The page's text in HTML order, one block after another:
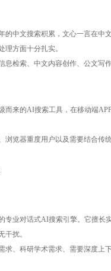
的中文搜索积累，文心一言在
理方面十分扎实。
息检索、中文内容创作、公文写
而来的AI搜索工具，在移动端
浏览器重度用户以及需要结合传
专业对话式AI搜索引擎。它擅长
干扰。
求、科研学术需求、需要深度上